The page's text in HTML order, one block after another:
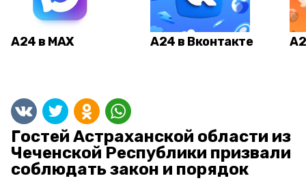
А24 в MAX А24 в Вконтакте
Гостей Астраханской области из
Чеченской Республики призвали
соблюдать закон и порядок